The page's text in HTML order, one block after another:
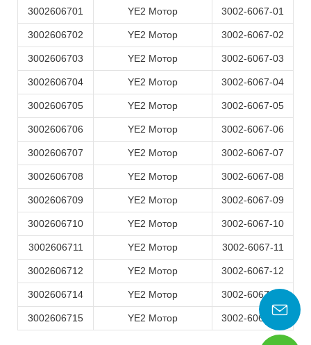
3002606701 YE2 Мотор 3002-6067-01
3002606702 YE2 Мотор 3002-6067-02
3002606703 YE2 Мотор 3002-6067-03
3002606704 YE2 Мотор 3002-6067-04
3002606705 YE2 Мотор 3002-6067-05
3002606706 YE2 Мотор 3002-6067-06
3002606707 YE2 Мотор 3002-6067-07
3002606708 YE2 Мотор 3002-6067-08
3002606709 YE2 Мотор 3002-6067-09
3002606710 YE2 Мотор 3002-6067-10
3002606711 YE2 Мотор 3002-6067-11
3002606712 YE2 Мотор 3002-6067-12
3002606714 YE2 Мотор 3002-6067-14
3002606715 YE2 Мотор 3002-6067-15